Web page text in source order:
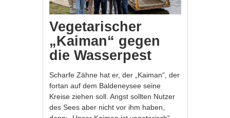
Vegetarischer
„Kaiman“ gegen
die Wasserpest
Scharfe Zähne hat er, der „Kaiman“, der
fortan auf dem Baldeneysee seine
Kreise ziehen soll. Angst sollten Nutzer
des Sees aber nicht vor ihm haben,